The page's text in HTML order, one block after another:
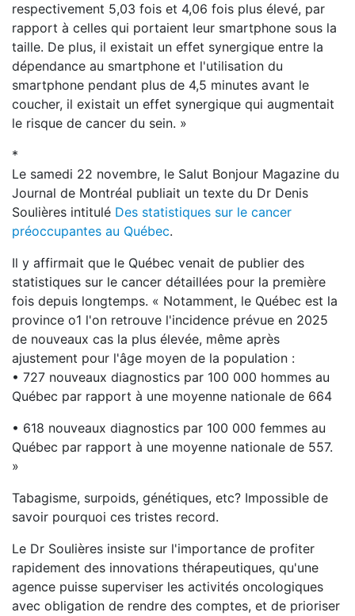
respectivement 5,03 fois et 4,06 fois plus élevé, par
rapport à celles qui portaient leur smartphone sous la
taille. De plus, il existait un effet synergique entre la
dépendance au smartphone et l'utilisation du
smartphone pendant plus de 4,5 minutes avant le
coucher, il existait un effet synergique qui augmentait
le risque de cancer du sein. »
*
Le samedi 22 novembre, le Salut Bonjour Magazine du
Journal de Montréal publiait un texte du Dr Denis
Soulières intitulé Des statistiques sur le cancer
préoccupantes au Québec.
Il y affirmait que le Québec venait de publier des
statistiques sur le cancer détaillées pour la première
fois depuis longtemps. « Notamment, le Québec est la
province o1 l'on retrouve l'incidence prévue en 2025
de nouveaux cas la plus élevée, même après
ajustement pour l'âge moyen de la population :
• 727 nouveaux diagnostics par 100 000 hommes au
Québec par rapport à une moyenne nationale de 664
• 618 nouveaux diagnostics par 100 000 femmes au
Québec par rapport à une moyenne nationale de 557.
»
Tabagisme, surpoids, génétiques, etc? Impossible de
savoir pourquoi ces tristes record.
Le Dr Soulières insiste sur l'importance de profiter
rapidement des innovations thérapeutiques, qu'une
agence puisse superviser les activités oncologiques
avec obligation de rendre des comptes, et de prioriser